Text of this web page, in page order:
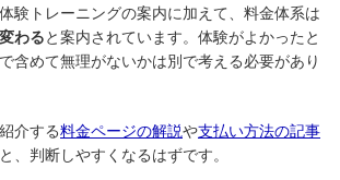
験トレーニングの案内に加えて、料金体系は
わると案内されています。体験がよかったと
含めて無理がないかは別で考える必要があり
介する料金ページの解説や支払い方法の記事
、判断しやすくなるはずです。